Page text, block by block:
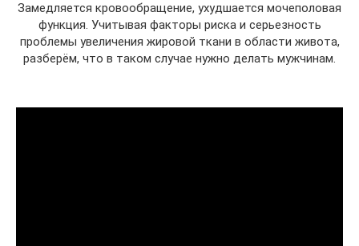
Замедляется кровообращение, ухудшается мочеполовая
функция. Учитывая факторы риска и серьезность
проблемы увеличения жировой ткани в области живота,
разберём, что в таком случае нужно делать мужчинам.